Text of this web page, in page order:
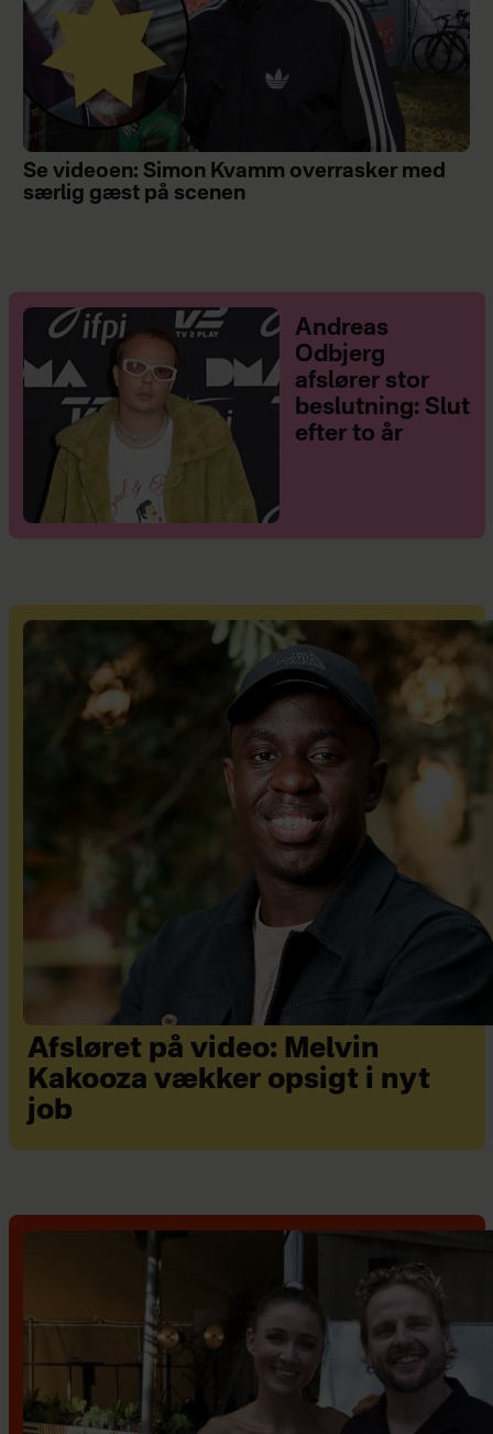
Se videoen: Simon Kvamm overrasker med
særlig gæst på scenen
Andreas
Odbjerg
afslører stor
beslutning: Slut
efter to år
Afsløret på video: Melvin
Kakooza vækker opsigt i nyt
job